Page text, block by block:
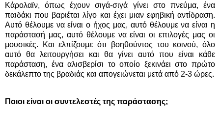
Κάρολαϊν, όπως έχουν σιγά-σιγά γίνει στο πνεύμα, ένα
παιδάκι που βαριέται λίγο και έχει μιαν εφηβική αντίδραση.
Αυτό θέλουμε να είναι ο ήχος μας, αυτό θέλουμε να είναι η
παράστασή μας, αυτό θέλουμε να είναι οι επιλογές μας οι
μουσικές. Και ελπίζουμε ότι βοηθούντος του κοινού, όλο
αυτό θα λειτουργήσει και θα γίνει αυτό που είναι κάθε
παράσταση, ένα αλισβερίσι το οποίο ξεκινάει στο πρώτο
δεκάλεπτο της βραδιάς και απογειώνεται μετά από 2-3 ώρες.
Ποιοι είναι οι συντελεστές της παράστασης;